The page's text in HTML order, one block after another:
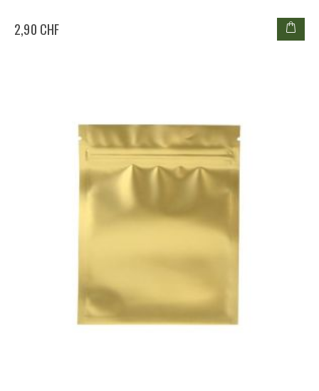
2,90 CHF